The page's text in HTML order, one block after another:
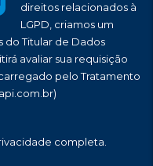
direitos relacionados à
LGPD, criamos um
do Titular de Dados
avaliar sua requisição
pelo Tratamento
completa.